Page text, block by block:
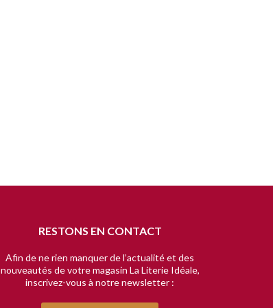
RESTONS EN CONTACT
Afin de ne rien manquer de l’actualité et des
nouveautés de votre magasin La Literie Idéale,
inscrivez-vous à notre newsletter :